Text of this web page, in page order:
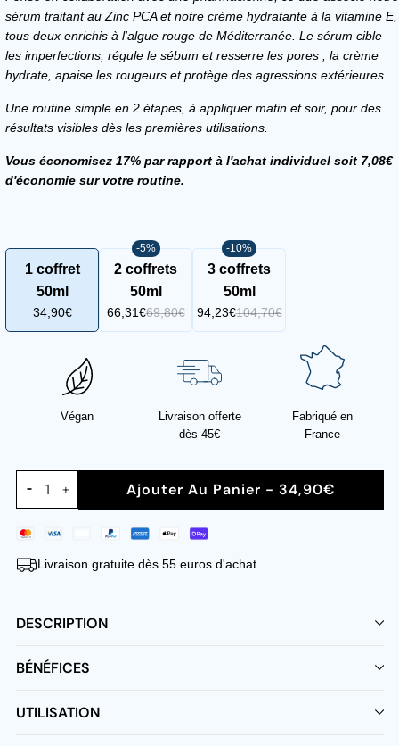
sérum traitant au Zinc PCA et notre crème hydratante à la vitamine E,
tous deux enrichis à l'algue rouge de Méditerranée. Le sérum cible
les imperfections, régule le sébum et resserre les pores ; la crème
hydrate, apaise les rougeurs et protège des agressions extérieures.
Une routine simple en 2 étapes, à appliquer matin et soir, pour des
résultats visibles dès les premières utilisations.
Vous économisez 17% par rapport à l'achat individuel soit 7,08€
d'économie sur votre routine.
1 coffret
50ml
34,90€
2 coffrets
50ml
66,31€69,80€
-5%
3 coffrets
50ml
94,23€104,70€
-10%
Végan
Livraison offerte
dès 45€
Fabriqué en
France
− + Ajouter Au Panier - 34,90€
Livraison gratuite dès 55 euros d'achat
DESCRIPTION
BÉNÉFICES
UTILISATION